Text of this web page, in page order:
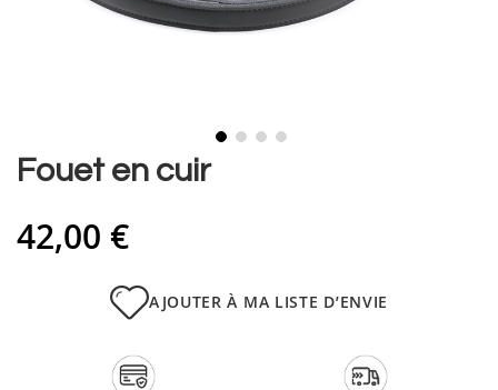
Skip
beginning
Fouet en cuir
42,00 €
AJOUTER À MA LISTE D’ENVIE